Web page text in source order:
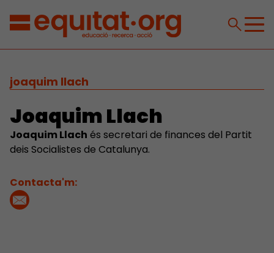
joaquim llach
Joaquim Llach
Joaquim Llach és secretari de finances del Partit
deis Socialistes de Catalunya.
Contacta'm: